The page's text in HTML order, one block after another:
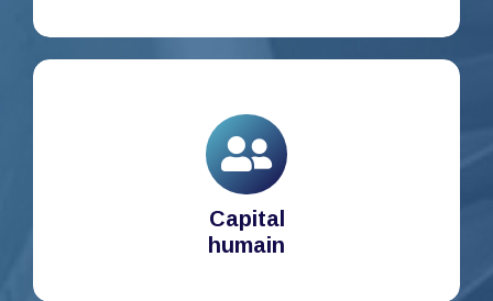
Capital
humain